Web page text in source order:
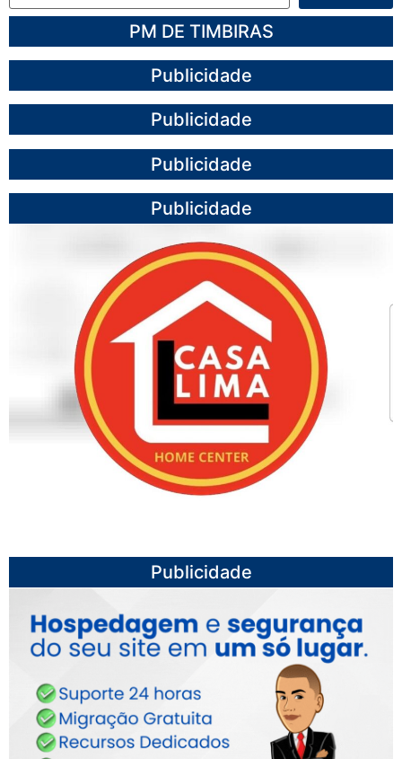
PM DE TIMBIRAS
Publicidade
Publicidade
Publicidade
Publicidade
Publicidade